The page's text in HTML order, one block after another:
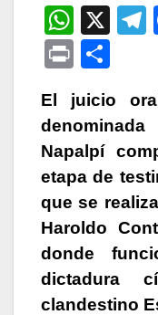
W
h
at
s
A
p
p
X
P
nt m
p
ar
tir
El juicio
Napalpí
etapa de
que se
Haroldo
donde
dictadura
clandestino